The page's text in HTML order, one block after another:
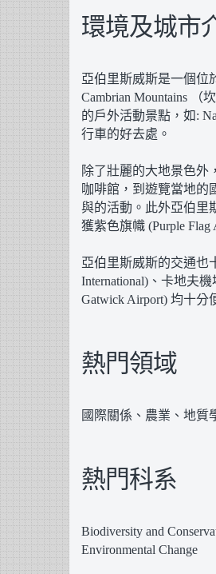
環境及城市
亞伯里斯威斯是一個位
Cambrian Mountains （
的戶外活動景點，如:
行車的好去處。
除了壯麗的大地景色外
咖啡館，到遊覽當地
與的活動。此外亞伯里
獲紫色旗幟 (Purple Flag
亞伯里斯威斯的交通也
International)、卡地夫
Gatwick Airport) 均十分
熱門領域
國際關係、農業、地質
熱門科系
Biodiversity and
Environmental Change